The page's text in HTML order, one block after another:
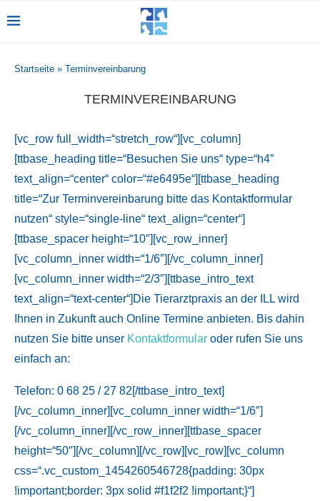
Startseite » Terminvereinbarung
TERMINVEREINBARUNG
[vc_row full_width=“stretch_row“][vc_column]
[ttbase_heading title=“Besuchen Sie uns“ type=“h4″
text_align=“center“ color=“#e6495e“][ttbase_heading
title=“Zur Terminvereinbarung bitte das Kontaktformular
nutzen“ style=“single-line“ text_align=“center“]
[ttbase_spacer height=“10″][vc_row_inner]
[vc_column_inner width=“1/6″][/vc_column_inner]
[vc_column_inner width=“2/3″][ttbase_intro_text
text_align=“text-center“]Die Tierarztpraxis an der ILL wird
Ihnen in Zukunft auch Online Termine anbieten. Bis dahin
nutzen Sie bitte unser Kontaktformular oder rufen Sie uns
einfach an:
Telefon: 0 68 25 / 27 82[/ttbase_intro_text]
[/vc_column_inner][vc_column_inner width=“1/6″]
[/vc_column_inner][/vc_row_inner][ttbase_spacer
height=“50″][/vc_column][/vc_row][vc_row][vc_column
css=“.vc_custom_1454260546728{padding: 30px
!important;border: 3px solid #f1f2f2 !important;}“]